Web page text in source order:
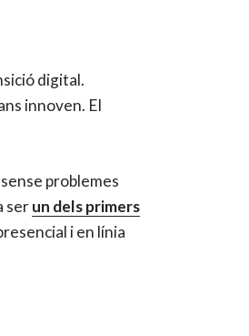
digital.
innoven. El
problemes
serun dels primers
i en línia